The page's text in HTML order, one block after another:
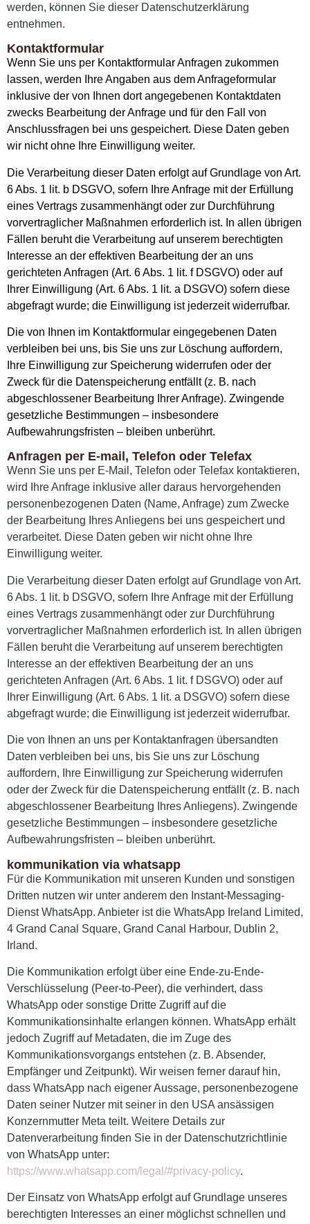
werden, können Sie dieser Datenschutzerklärung
entnehmen.
Kontaktformular
Wenn Sie uns per Kontaktformular Anfragen zukommen
lassen, werden Ihre Angaben aus dem Anfrageformular
inklusive der von Ihnen dort angegebenen Kontaktdaten
zwecks Bearbeitung der Anfrage und für den Fall von
Anschlussfragen bei uns gespeichert. Diese Daten geben
wir nicht ohne Ihre Einwilligung weiter.
Die Verarbeitung dieser Daten erfolgt auf Grundlage von Art.
6 Abs. 1 lit. b DSGVO, sofern Ihre Anfrage mit der Erfüllung
eines Vertrags zusammenhängt oder zur Durchführung
vorvertraglicher Maßnahmen erforderlich ist. In allen übrigen
Fällen beruht die Verarbeitung auf unserem berechtigten
Interesse an der effektiven Bearbeitung der an uns
gerichteten Anfragen (Art. 6 Abs. 1 lit. f DSGVO) oder auf
Ihrer Einwilligung (Art. 6 Abs. 1 lit. a DSGVO) sofern diese
abgefragt wurde; die Einwilligung ist jederzeit widerrufbar.
Die von Ihnen im Kontaktformular eingegebenen Daten
verbleiben bei uns, bis Sie uns zur Löschung auffordern,
Ihre Einwilligung zur Speicherung widerrufen oder der
Zweck für die Datenspeicherung entfällt (z. B. nach
abgeschlossener Bearbeitung Ihrer Anfrage). Zwingende
gesetzliche Bestimmungen – insbesondere
Aufbewahrungsfristen – bleiben unberührt.
Anfragen per E-mail, Telefon oder Telefax
Wenn Sie uns per E-Mail, Telefon oder Telefax kontaktieren,
wird Ihre Anfrage inklusive aller daraus hervorgehenden
personenbezogenen Daten (Name, Anfrage) zum Zwecke
der Bearbeitung Ihres Anliegens bei uns gespeichert und
verarbeitet. Diese Daten geben wir nicht ohne Ihre
Einwilligung weiter.
Die Verarbeitung dieser Daten erfolgt auf Grundlage von Art.
6 Abs. 1 lit. b DSGVO, sofern Ihre Anfrage mit der Erfüllung
eines Vertrags zusammenhängt oder zur Durchführung
vorvertraglicher Maßnahmen erforderlich ist. In allen übrigen
Fällen beruht die Verarbeitung auf unserem berechtigten
Interesse an der effektiven Bearbeitung der an uns
gerichteten Anfragen (Art. 6 Abs. 1 lit. f DSGVO) oder auf
Ihrer Einwilligung (Art. 6 Abs. 1 lit. a DSGVO) sofern diese
abgefragt wurde; die Einwilligung ist jederzeit widerrufbar.
Die von Ihnen an uns per Kontaktanfragen übersandten
Daten verbleiben bei uns, bis Sie uns zur Löschung
auffordern, Ihre Einwilligung zur Speicherung widerrufen
oder der Zweck für die Datenspeicherung entfällt (z. B. nach
abgeschlossener Bearbeitung Ihres Anliegens). Zwingende
gesetzliche Bestimmungen – insbesondere gesetzliche
Aufbewahrungsfristen – bleiben unberührt.
kommunikation via whatsapp
Für die Kommunikation mit unseren Kunden und sonstigen
Dritten nutzen wir unter anderem den Instant-Messaging-
Dienst WhatsApp. Anbieter ist die WhatsApp Ireland Limited,
4 Grand Canal Square, Grand Canal Harbour, Dublin 2,
Irland.
Die Kommunikation erfolgt über eine Ende-zu-Ende-
Verschlüsselung (Peer-to-Peer), die verhindert, dass
WhatsApp oder sonstige Dritte Zugriff auf die
Kommunikationsinhalte erlangen können. WhatsApp erhält
jedoch Zugriff auf Metadaten, die im Zuge des
Kommunikationsvorgangs entstehen (z. B. Absender,
Empfänger und Zeitpunkt). Wir weisen ferner darauf hin,
dass WhatsApp nach eigener Aussage, personenbezogene
Daten seiner Nutzer mit seiner in den USA ansässigen
Konzernmutter Meta teilt. Weitere Details zur
Datenverarbeitung finden Sie in der Datenschutzrichtlinie
von WhatsApp unter:
https://www.whatsapp.com/legal/#privacy-policy.
Der Einsatz von WhatsApp erfolgt auf Grundlage unseres
berechtigten Interesses an einer möglichst schnellen und